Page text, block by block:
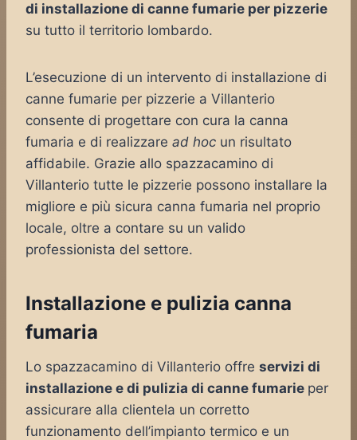
di installazione di canne fumarie per pizzerie
su tutto il territorio lombardo.
L’esecuzione di un intervento di installazione di
canne fumarie per pizzerie a Villanterio
consente di progettare con cura la canna
fumaria e di realizzare ad hoc un risultato
affidabile. Grazie allo spazzacamino di
Villanterio tutte le pizzerie possono installare la
migliore e più sicura canna fumaria nel proprio
locale, oltre a contare su un valido
professionista del settore.
Installazione e pulizia canna
fumaria
Lo spazzacamino di Villanterio offre servizi di
installazione e di pulizia di canne fumarie per
assicurare alla clientela un corretto
funzionamento dell’impianto termico e un